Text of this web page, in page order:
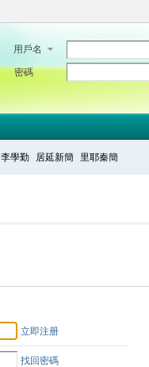
用戶名
密碼
李學勤 居延新簡 里耶秦簡
立即注册
找回密碼